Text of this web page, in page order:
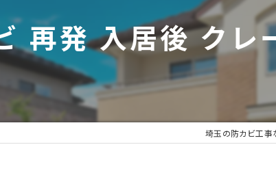
壁紙下地防カビ工事
壁紙カビ・壁紙下地のカビ
賃貸住宅のカビ
『またか…』の天井結露クレーム
カビと結露対策
建築中のカビ
コンクリートのカビ
漏水事故のカビ
雨漏りによるカビ
部屋の除菌消臭
再発 入居後 クレ
埼玉の防カビ工事